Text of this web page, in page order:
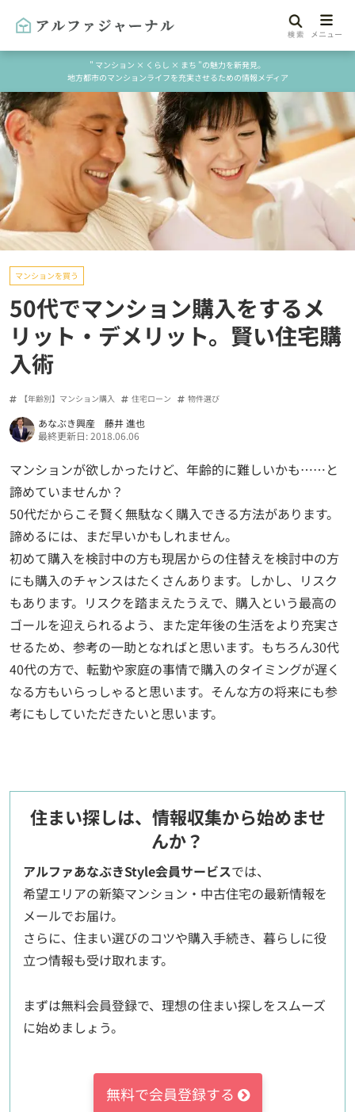
" マンション × くらし × まち "の魅力を新発見。
地方都市のマンションライフを充実させるための情報メディア
マンションを買う
50代でマンション購入をするメ
リット・デメリット。賢い住宅購
入術
【年齢別】マンション購入 住宅ローン 物件選び
あなぶき興産 藤井 進也
最終更新日: 2018.06.06
マンションが欲しかったけど、年齢的に難しいかも……と
諦めていませんか？
50代だからこそ賢く無駄なく購入できる方法があります。
諦めるには、まだ早いかもしれません。
初めて購入を検討中の方も現居からの住替えを検討中の方
にも購入のチャンスはたくさんあります。しかし、リスク
もあります。リスクを踏まえたうえで、購入という最高の
ゴールを迎えられるよう、また定年後の生活をより充実さ
せるため、参考の一助となればと思います。もちろん30代
40代の方で、転勤や家庭の事情で購入のタイミングが遅く
なる方もいらっしゃると思います。そんな方の将来にも参
考にもしていただきたいと思います。
住まい探しは、情報収集から始めませ
んか？
アルファあなぶきStyle会員サービスでは、
希望エリアの新築マンション・中古住宅の最新情報を
メールでお届け。
さらに、住まい選びのコツや購入手続き、暮らしに役
立つ情報も受け取れます。
まずは無料会員登録で、理想の住まい探しをスムーズ
に始めましょう。
無料で会員登録する